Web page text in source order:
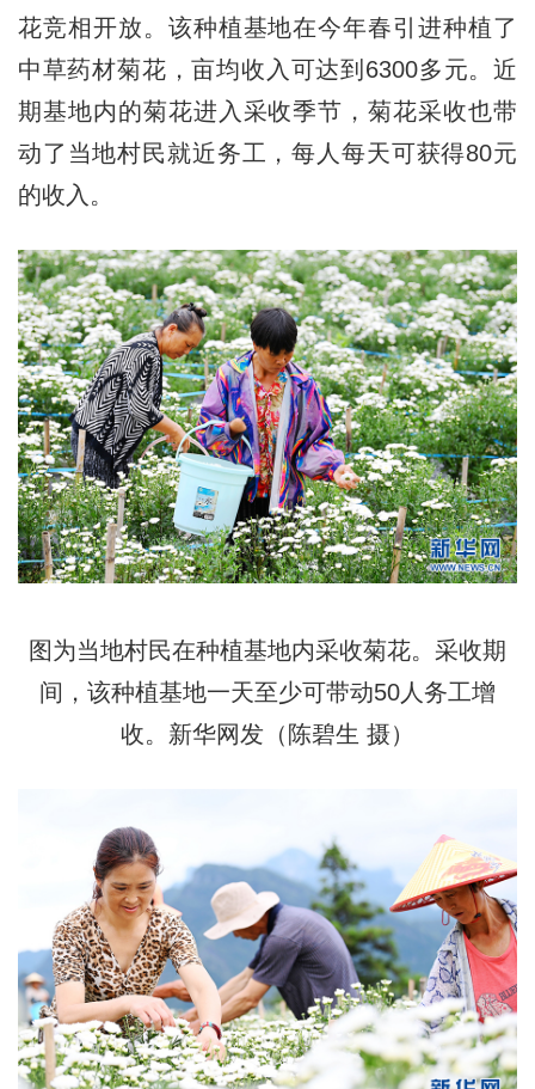
花竞相开放。该种植基地在今年春引进种植了
中草药材菊花，亩均收入可达到6300多元。近
期基地内的菊花进入采收季节，菊花采收也带
动了当地村民就近务工，每人每天可获得80元
的收入。
图为当地村民在种植基地内采收菊花。采收期
间，该种植基地一天至少可带动50人务工增
收。新华网发（陈碧生 摄）